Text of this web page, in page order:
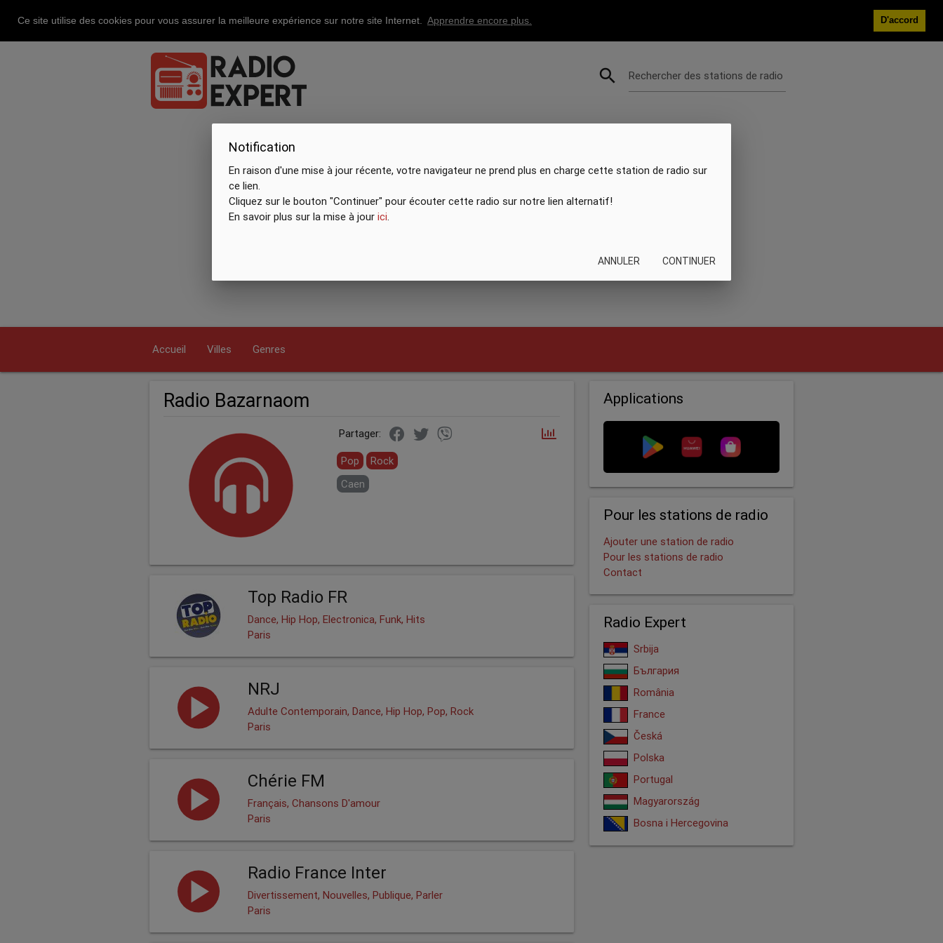
Ce site utilise des cookies pour vous assurer la meilleure expérience sur notre site Internet. Apprendre encore plus. D'accord
search Rechercher des stations de radio
Accueil Villes Genres
Radio Bazarnaom
Partager:
Notification
En raison d'une mise à jour récente, votre navigateur ne prend plus en charge cette station de radio sur
ce lien.
Cliquez sur le bouton "Continuer" pour écouter cette radio sur notre lien alternatif!
En savoir plus sur la mise à jourici.
ANNULER CONTINUER
Pop
Rock
Caen
Top Radio FR
Dance, Hip Hop, Electronica, Funk, Hits
Paris
NRJ
Adulte Contemporain, Dance, Hip Hop, Pop, Rock
Paris
Chérie FM
Français, Chansons D'amour
Paris
Radio France Inter
Divertissement, Nouvelles, Publique, Parler
Paris
Applications
Pour les stations de radio
Ajouter une station de radio
Pour les stations de radio
Contact
Radio Expert
Srbija
България
România
France
Česká
Polska
Portugal
Magyarország
Bosna i Hercegovina